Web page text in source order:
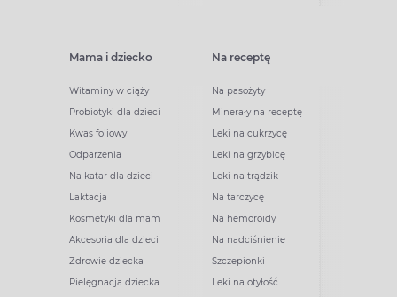
Mama i dziecko
Witaminy w ciąży
Probiotyki dla dzieci
Kwas foliowy
Odparzenia
Na katar dla dzieci
Laktacja
Kosmetyki dla mam
Akcesoria dla dzieci
Zdrowie dziecka
Pielęgnacja dziecka
Na receptę
Na pasożyty
Minerały na receptę
Leki na cukrzycę
Leki na grzybicę
Leki na trądzik
Na tarczycę
Na hemoroidy
Na nadciśnienie
Szczepionki
Leki na otyłość